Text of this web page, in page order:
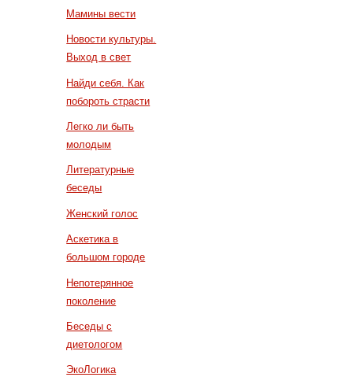
Мамины вести
Новости культуры.
Выход в свет
Найди себя. Как
побороть страсти
Легко ли быть
молодым
Литературные
беседы
Женский голос
Аскетика в
большом городе
Непотерянное
поколение
Беседы с
диетологом
ЭкоЛогика